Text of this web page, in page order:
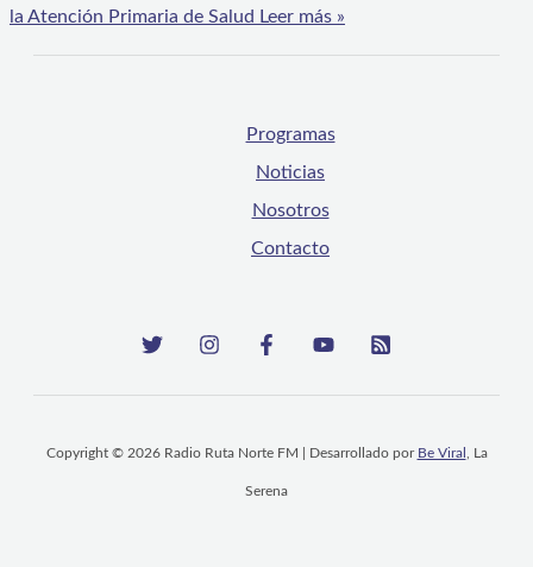
la Atención Primaria de Salud Leer más »
Programas
Noticias
Nosotros
Contacto
Copyright © 2026 Radio Ruta Norte FM | Desarrollado por Be Viral , La
Serena